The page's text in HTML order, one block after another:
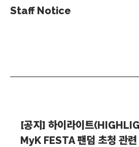
Staff Notice
[공지] 하이라이트
MyK FESTA 팬덤 초청 관련